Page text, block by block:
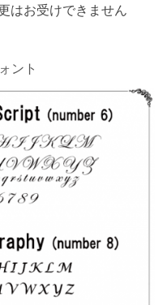
はお受けできません
ント